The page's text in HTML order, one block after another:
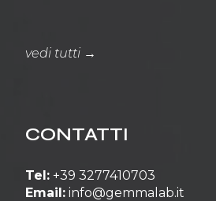
vedi tutti →
CONTATTI
Tel: +39 3277410703
Email: info@gemmalab.it